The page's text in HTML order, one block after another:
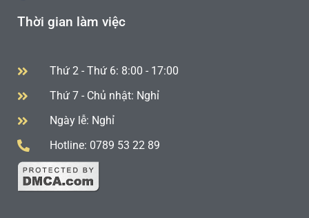
Thời gian làm việc
Thứ 2 - Thứ 6: 8:00 - 17:00
Thứ 7 - Chủ nhật: Nghỉ
Ngày lễ: Nghỉ
Hotline: 0789 53 22 89